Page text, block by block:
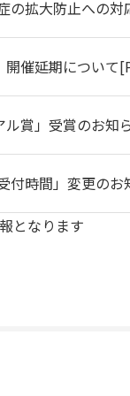
拡大防止への対
開催延期について
ル賞」受賞のお知
付時間」変更のお
となります